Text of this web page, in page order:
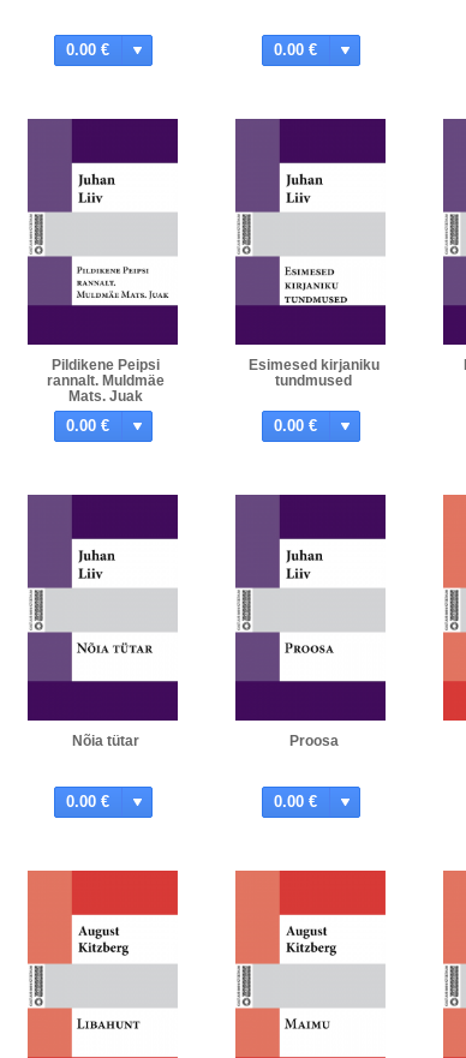
0.00 € 0.00 €
Pildikene Peipsi
rannalt. Muldmäe
Mats. Juak
0.00 €
Esimesed kirjaniku
tundmused
0.00 €
Nõia tütar
0.00 €
Proosa
0.00 €